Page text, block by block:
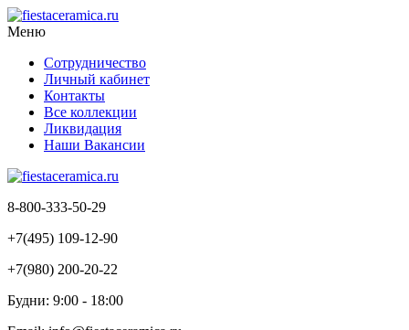
Меню
Сотрудничество
Личный кабинет
Контакты
Все коллекции
Ликвидация
Наши Вакансии
8-800-333-50-29
+7(495) 109-12-90
+7(980) 200-20-22
Будни: 9:00 - 18:00